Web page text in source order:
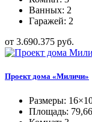
Ванных: 2
Гаражей: 2
от 3.690.375 руб.
Проект дома «Миличи»
Размеры:
Площадь: